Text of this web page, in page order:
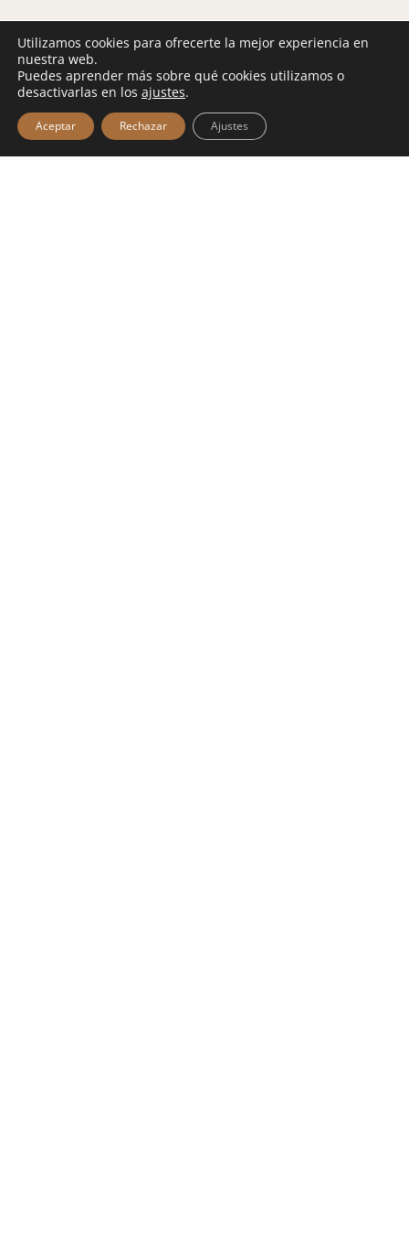
Utilizamos cookies para ofrecerte la mejor experiencia en
nuestra web.
Puedes aprender más sobre qué cookies utilizamos o
desactivarlas en los ajustes.
Aceptar Rechazar Ajustes